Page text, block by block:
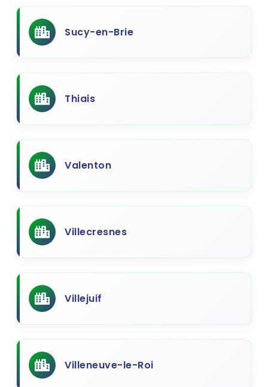
Sucy-en-Brie
Thiais
Valenton
Villecresnes
Villejuif
Villeneuve-le-Roi